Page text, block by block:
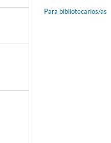
Para bibliotecarios/as